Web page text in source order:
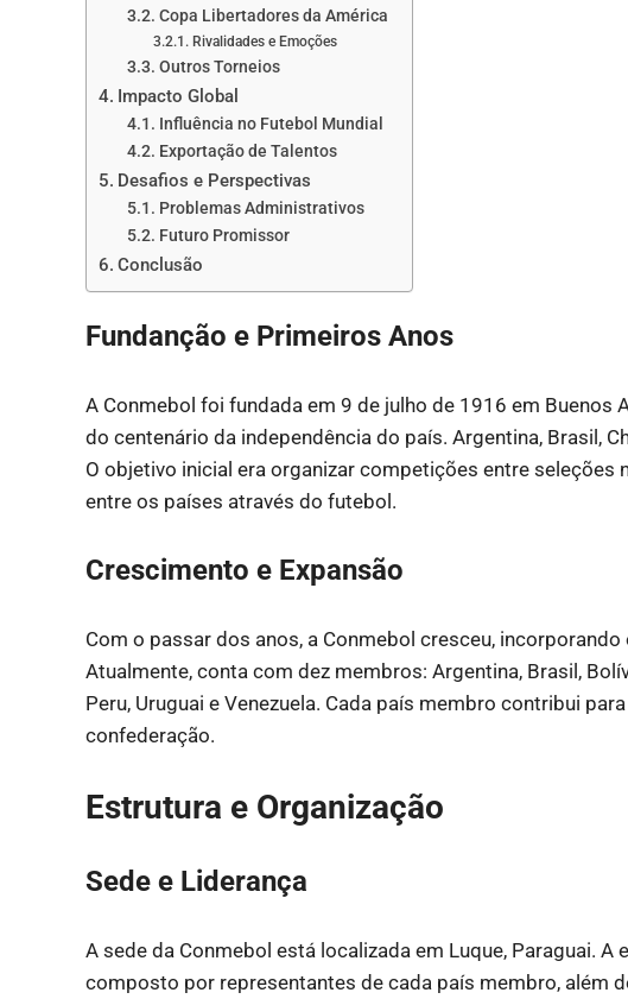
Copa Libertadores da América
Rivalidades e Emoções
Outros Torneios
Impacto Global
Influência no Futebol Mundial
Exportação de Talentos
Desafios e Perspectivas
Problemas Administrativos
Futuro Promissor
Conclusão
Fundanção e Primeiros Anos
A Conmebol foi fundada em 9 de julho de 1916 em Buenos
do centenário da independência do país. Argentina, Brasil,
O objetivo inicial era organizar competições entre seleções
entre os países através do futebol.
Crescimento e Expansão
Com o passar dos anos, a Conmebol cresceu,
Atualmente, conta com dez membros: Argentina, Brasil,
Peru, Uruguai e Venezuela. Cada país membro contribui
confederação.
Estrutura e Organização
Sede e Liderança
A sede da Conmebol está localizada em Luque, Paraguai.
composto por representantes de cada país membro, além